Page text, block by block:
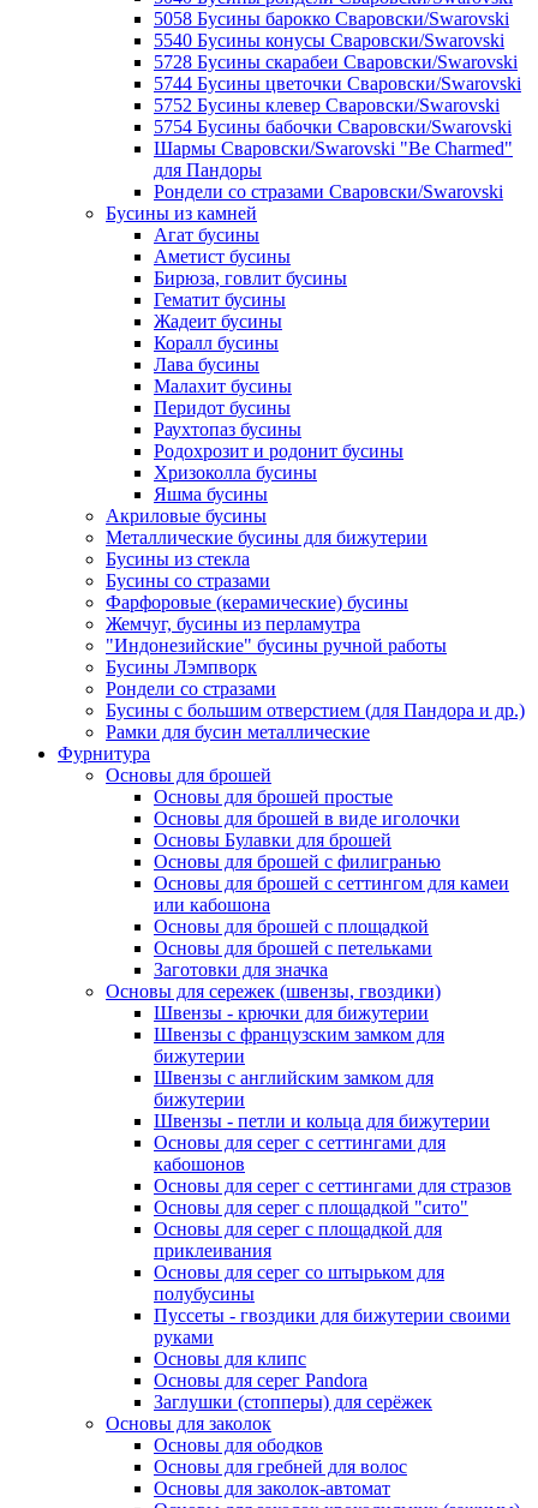
5058 Бусины барокко Сваровски/Swarovski
5540 Бусины конусы Сваровски/Swarovski
5728 Бусины скарабеи Сваровски/Swarovski
5744 Бусины цветочки Сваровски/Swarovski
5752 Бусины клевер Сваровски/Swarovski
5754 Бусины бабочки Сваровски/Swarovski
Шармы Сваровски/Swarovski "Be Charmed"
для Пандоры
Рондели со стразами Сваровски/Swarovski
Бусины из камней
Агат бусины
Аметист бусины
Бирюза, говлит бусины
Гематит бусины
Жадеит бусины
Коралл бусины
Лава бусины
Малахит бусины
Перидот бусины
Раухтопаз бусины
Родохрозит и родонит бусины
Хризоколла бусины
Яшма бусины
Акриловые бусины
Металлические бусины для бижутерии
Бусины из стекла
Бусины со стразами
Фарфоровые (керамические) бусины
Жемчуг, бусины из перламутра
"Индонезийские" бусины ручной работы
Бусины Лэмпворк
Рондели со стразами
Бусины с большим отверстием (для Пандора и др.)
Рамки для бусин металлические
Фурнитура
Основы для брошей
Основы для брошей простые
Основы для брошей в виде иголочки
Основы Булавки для брошей
Основы для брошей с филигранью
Основы для брошей с сеттингом для камеи
или кабошона
Основы для брошей с площадкой
Основы для брошей с петельками
Заготовки для значка
Основы для сережек (швензы, гвоздики)
Швензы - крючки для бижутерии
Швензы с французским замком для
бижутерии
Швензы с английским замком для
бижутерии
Швензы - петли и кольца для бижутерии
Основы для серег с сеттингами для
кабошонов
Основы для серег с сеттингами для стразов
Основы для серег с площадкой "сито"
Основы для серег с площадкой для
приклеивания
Основы для серег со штырьком для
полубусины
Пуссеты - гвоздики для бижутерии своими
руками
Основы для клипс
Основы для серег Pandora
Заглушки (стопперы) для серёжек
Основы для заколок
Основы для ободков
Основы для гребней для волос
Основы для заколок-автомат